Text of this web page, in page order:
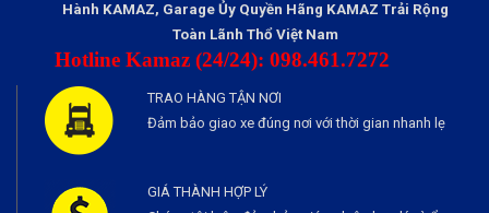
Hành KAMAZ, Garage Ủy Quyền Hãng KAMAZ Trải Rộng
Toàn Lãnh Thổ Việt Nam
Hotline Kamaz (24/24): 098.461.7272
TRAO HÀNG TẬN NƠI
Đảm bảo giao xe đúng nơi với thời gian nhanh lẹ
GIÁ THÀNH HỢP LÝ